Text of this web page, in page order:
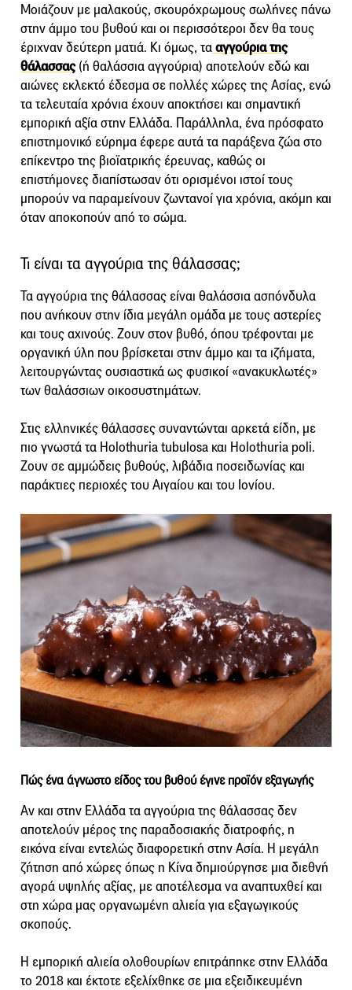
Μοιάζουν με μαλακούς, σκουρόχρωμους σωλήνες πάνω
στην άμμο του βυθού και οι περισσότεροι δεν θα τους
έριχναν δεύτερη ματιά. Κι όμως, τααγγούρια της
θάλασσας(ή θαλάσσια αγγούρια) αποτελούν εδώ και
αιώνες εκλεκτό έδεσμα σε πολλές χώρες της Ασίας, ενώ
τα τελευταία χρόνια έχουν αποκτήσει και σημαντική
εμπορική αξία στην Ελλάδα. Παράλληλα, ένα πρόσφατο
επιστημονικό εύρημα έφερε αυτά τα παράξενα ζώα στο
επίκεντρο της βιοϊατρικής έρευνας, καθώς οι
επιστήμονες διαπίστωσαν ότι ορισμένοι ιστοί τους
μπορούν να παραμείνουν ζωντανοί για χρόνια, ακόμη και
όταν αποκοπούν από το σώμα.
Τι είναι τα αγγούρια της θάλασσας;
Τα αγγούρια της θάλασσας είναι θαλάσσια ασπόνδυλα
που ανήκουν στην ίδια μεγάλη ομάδα με τους αστερίες
και τους αχινούς. Ζουν στον βυθό, όπου τρέφονται με
οργανική ύλη που βρίσκεται στην άμμο και τα ιζήματα,
λειτουργώντας ουσιαστικά ως φυσικοί «ανακυκλωτές»
των θαλάσσιων οικοσυστημάτων.
Στις ελληνικές θάλασσες συναντώνται αρκετά είδη, με
πιο γνωστά τα Holothuria tubulosa και Holothuria poli.
Ζουν σε αμμώδεις βυθούς, λιβάδια ποσειδωνίας και
παράκτιες περιοχές του Αιγαίου και του Ιονίου.
Πώς ένα άγνωστο είδος του βυθού έγινε προϊόν εξαγωγής
Αν και στην Ελλάδα τα αγγούρια της θάλασσας δεν
αποτελούν μέρος της παραδοσιακής διατροφής, η
εικόνα είναι εντελώς διαφορετική στην Ασία. Η μεγάλη
ζήτηση από χώρες όπως η Κίνα δημιούργησε μια διεθνή
αγορά υψηλής αξίας, με αποτέλεσμα να αναπτυχθεί και
στη χώρα μας οργανωμένη αλιεία για εξαγωγικούς
σκοπούς.
Η εμπορική αλιεία ολοθουρίων επιτράπηκε στην Ελλάδα
το 2018 και έκτοτε εξελίχθηκε σε μια εξειδικευμένη